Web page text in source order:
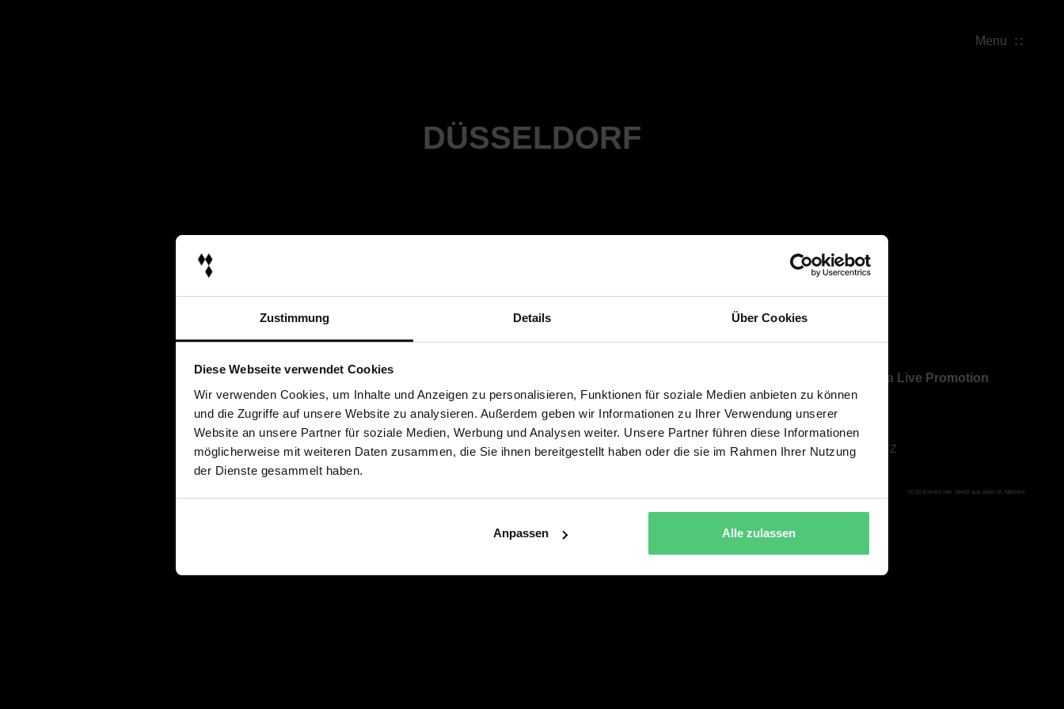
Zustimmung Details Über Cookies
Diese Webseite verwendet Cookies
Wir verwenden Cookies, um Inhalte und Anzeigen zu personalisieren, Funktionen für soziale Medien anbieten zu können
und die Zugriffe auf unsere Website zu analysieren. Außerdem geben wir Informationen zu Ihrer Verwendung unserer
Website an unsere Partner für soziale Medien, Werbung und Analysen weiter. Unsere Partner führen diese Informationen
möglicherweise mit weiteren Daten zusammen, die Sie ihnen bereitgestellt haben oder die sie im Rahmen Ihrer Nutzung
der Dienste gesammelt haben.
Anpassen Alle zulassen
Menu
DÜSSELDORF
Alle Musicals & Shows
DREI HASELNÜSSE FÜR
ASCHENBRÖDEL – DAS MUSICAL
DIE SCHÖNE UND DAS BIEST – DAS
NEUE MUSICAL
PRESSE
Über Bavaria Live Promotion
AGB
DATENSCHUTZ
*(0,20 €/Anruf inkl. MwSt aus allen dt. Netzen)